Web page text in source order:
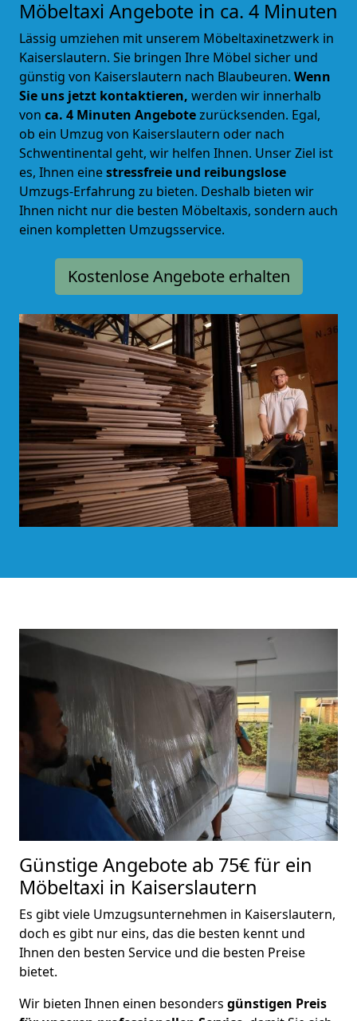
Möbeltaxi Angebote in ca. 4 Minuten
Lässig umziehen mit unserem Möbeltaxinetzwerk in
Kaiserslautern. Sie bringen Ihre Möbel sicher und
günstig von Kaiserslautern nach Blaubeuren. Wenn
Sie uns jetzt kontaktieren, werden wir innerhalb
von ca. 4 Minuten Angebotezurücksenden. Egal,
ob ein Umzug von Kaiserslautern oder nach
Schwentinental geht, wir helfen Ihnen. Unser Ziel ist
es, Ihnen einestressfreie und reibungslose
Umzugs-Erfahrung zu bieten. Deshalb bieten wir
Ihnen nicht nur die besten Möbeltaxis, sondern auch
einen kompletten Umzugsservice.
Kostenlose Angebote erhalten
Günstige Angebote ab 75€ für ein
Möbeltaxi in Kaiserslautern
Es gibt viele Umzugsunternehmen in Kaiserslautern,
doch es gibt nur eins, das die besten kennt und
Ihnen den besten Service und die besten Preise
bietet.
Wir bieten Ihnen einen besonders günstigen Preis